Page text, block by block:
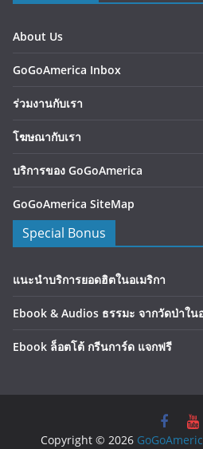
About Us
GoGoAmerica Inbox
ร่วมงานกับเรา
โฆษณากับเรา
บริการของ GoGoAmerica
GoGoAmerica SiteMap
Special Bonus
แนะนำบริการยอดฮิตในอเมริกา
Ebook & Audios ธรรมะ จากวัดป่าใน
Ebook ล็อตโต้ กรีนการ์ด แจกฟรี
Copyright © 2026